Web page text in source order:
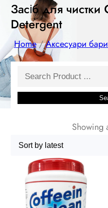
Засіб для
Detergent
Home/Аксесуари
Search
Showing